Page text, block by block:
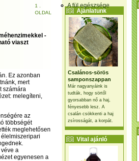
A fül egészsége
Ajánlatunk
Csalános-sörös
samponszappan
Már nagyanyáink is
tudták, hogy sörtől
gyorsabban nő a haj,
fényesebb lesz. A
csalán csökkenti a haj
zsírosságát, a korpát.
Vital ajánló
1 .
OLDAL
-
viaszt
Ez azonban
mert
számára
melegíteni,
az
többségét
meglehetősen
a
egyenesen a